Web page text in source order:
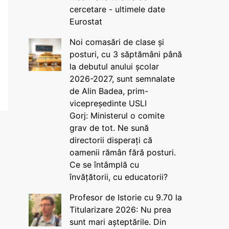
cercetare - ultimele date
Eurostat
Noi comasări de clase și
posturi, cu 3 săptămâni până
la debutul anului școlar
2026-2027, sunt semnalate
de Alin Badea, prim-
vicepreședinte USLI
Gorj: Ministerul o comite
grav de tot. Ne sună
directorii disperați că
oamenii rămân fără posturi.
Ce se întâmplă cu
învățătorii, cu educatorii?
Profesor de Istorie cu 9.70 la
Titularizare 2026: Nu prea
sunt mari așteptările. Din